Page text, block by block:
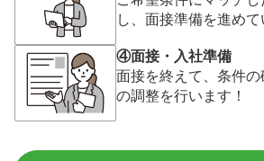
し、面接準備を進めて
④面接・入社準備
面接を終えて、条件
の調整を行います！